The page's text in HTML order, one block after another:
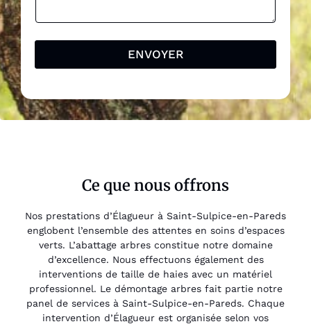
ENVOYER
Ce que nous offrons
Nos prestations d’Élagueur à Saint-Sulpice-en-Pareds
englobent l’ensemble des attentes en soins d’espaces
verts. L’abattage arbres constitue notre domaine
d’excellence. Nous effectuons également des
interventions de taille de haies avec un matériel
professionnel. Le démontage arbres fait partie notre
panel de services à Saint-Sulpice-en-Pareds. Chaque
intervention d’Élagueur est organisée selon vos